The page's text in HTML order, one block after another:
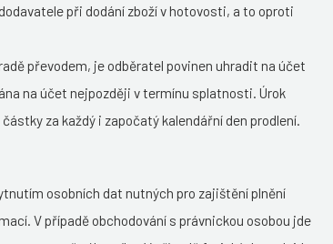
při dodání zboží v hotovosti, a to oproti
převodem, je odběratel povinen uhradit na účet
na účet nejpozději v termínu splatnosti. Úrok
za každý i započatý kalendářní den prodlení.
osobních dat nutných pro zajištění plnění
V případě obchodování s právnickou osobou jde